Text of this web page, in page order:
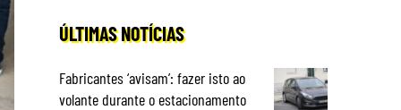
ÚLTIMAS NOTÍCIAS
Fabricantes ‘avisam’: fazer isto ao
volante durante o estacionamento